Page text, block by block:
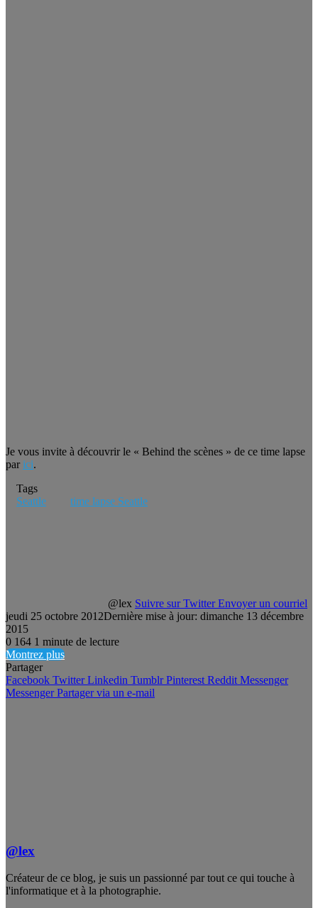
Je vous invite à découvrir le « Behind the scènes » de ce time lapse
par ici.
Tags
Seattle
time lapse Seattle
@lex Suivre sur Twitter Envoyer un courriel
jeudi 25 octobre 2012Dernière mise à jour: dimanche 13 décembre
2015
0 164 1 minute de lecture
Montrez plus
Partager
Facebook Twitter Linkedin Tumblr Pinterest Reddit Messenger
Messenger Partager via un e-mail
@lex
Créateur de ce blog, je suis un passionné par tout ce qui touche à
l'informatique et à la photographie.